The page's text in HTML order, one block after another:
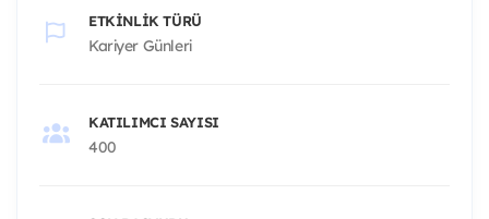
ETKINLIK TÜRÜ
Kariyer Günleri
KATILIMCI SAYISI
400